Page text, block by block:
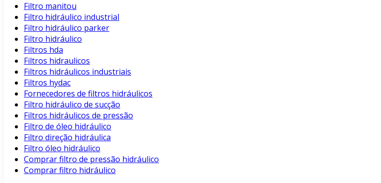
Filtro manitou
Filtro hidráulico industrial
Filtro hidráulico parker
Filtro hidráulico
Filtros hda
Filtros hidraulicos
Filtros hidráulicos industriais
Filtros hydac
Fornecedores de filtros hidráulicos
Filtro hidráulico de sucção
Filtros hidráulicos de pressão
Filtro de óleo hidráulico
Filtro direção hidráulica
Filtro óleo hidráulico
Comprar filtro de pressão hidráulico
Comprar filtro hidráulico